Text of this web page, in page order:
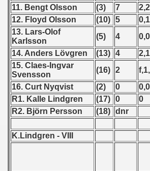
11. Bengt Olsson
(3) 7
12. Floyd Olsson
(10) 5
13. Lars-Olof
Karlsson
(5) 4
14. Anders Lövgren
(13) 4
15. Claes-Ingvar
Svensson
(16) 2
16. Curt Nyqvist
(2) 0
R1. Kalle Lindgren
(17) 0 0
R2. Björn Persson
(18) dnr
K.Lindgren - VIII
- 1968
- 1969
- 1970
Qualifications) - 1972
Qualification) - 1972